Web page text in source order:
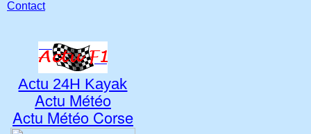
Contact
Actu 24H Kayak
Actu Météo
Actu Météo Corse